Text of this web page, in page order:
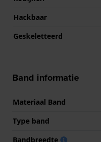
Hackbaar
Geskeletteerd
Band informatie
Materiaal Band
Type band
Bandbreedte